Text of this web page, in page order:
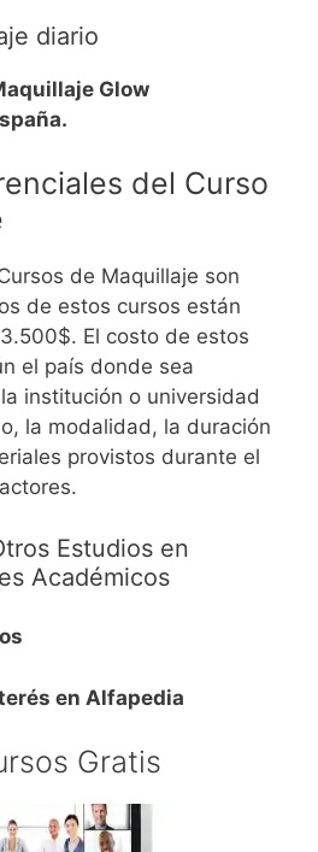
diario
Glow
del Curso
de Maquillaje son
de estos cursos están
El costo de estos
el país donde sea
institución o universidad
la modalidad, la duración
provistos durante el
Estudios en
Académicos
en Alfapedia
Gratis